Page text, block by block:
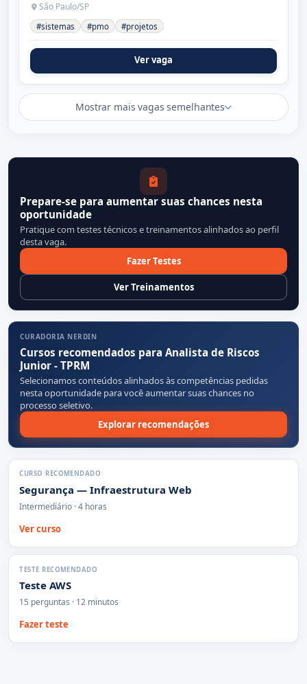
São Paulo/SP
#sistemas #pmo #projetos
Ver vaga
Mostrar mais vagas semelhantes
Prepare-se para aumentar suas chances nesta
oportunidade
Pratique com testes técnicos e treinamentos alinhados ao perfil
desta vaga.
Fazer Testes
Ver Treinamentos
CURADORIA NERDIN
Cursos recomendados para Analista de Riscos
Junior - TPRM
Selecionamos conteúdos alinhados às competências pedidas
nesta oportunidade para você aumentar suas chances no
processo seletivo.
Explorar recomendações
CURSO RECOMENDADO
Segurança — Infraestrutura Web
Intermediário · 4 horas
Ver curso
TESTE RECOMENDADO
Teste AWS
15 perguntas · 12 minutos
Fazer teste